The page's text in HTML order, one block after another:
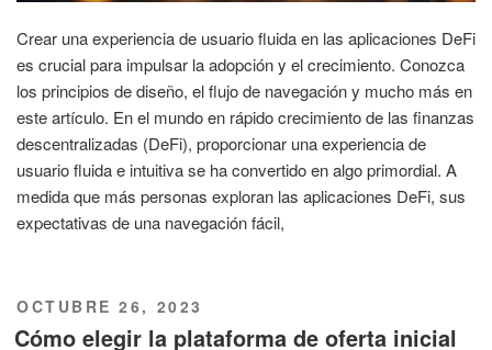
Crear una experiencia de usuario fluida en las aplicaciones DeFi
es crucial para impulsar la adopción y el crecimiento. Conozca
los principios de diseño, el flujo de navegación y mucho más en
este artículo. En el mundo en rápido crecimiento de las finanzas
descentralizadas (DeFi), proporcionar una experiencia de
usuario fluida e intuitiva se ha convertido en algo primordial. A
medida que más personas exploran las aplicaciones DeFi, sus
expectativas de una navegación fácil,
PUBLICADO
EL
OCTUBRE 26, 2023
Cómo elegir la plataforma de oferta inicial